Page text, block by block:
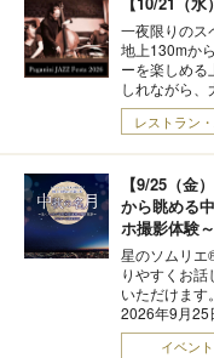
一夜限りのス
地上130mか
ーを楽しめる
しれながら、
レストラン
【9/25（金
から眺める
ホ撮影体験
星のソムリエ
りやすくお
いただけます。
2026年9月25
イベント